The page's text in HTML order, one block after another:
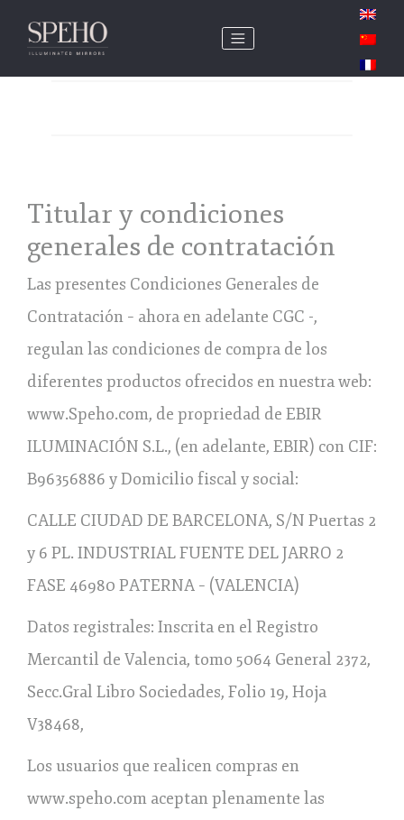
Titular y condiciones
generales de contratación
Las presentes Condiciones Generales de
Contratación – ahora en adelante CGC -,
regulan las condiciones de compra de los
diferentes productos ofrecidos en nuestra web:
www.Speho.com, de propriedad de EBIR
ILUMINACIÓN S.L., (en adelante, EBIR) con CIF:
B96356886 y Domicilio fiscal y social:
CALLE CIUDAD DE BARCELONA, S/N Puertas 2
y 6 PL. INDUSTRIAL FUENTE DEL JARRO 2
FASE 46980 PATERNA – (VALENCIA)
Datos registrales: Inscrita en el Registro
Mercantil de Valencia, tomo 5064 General 2372,
Secc.Gral Libro Sociedades, Folio 19, Hoja
V38468,
Los usuarios que realicen compras en
www.speho.com aceptan plenamente las